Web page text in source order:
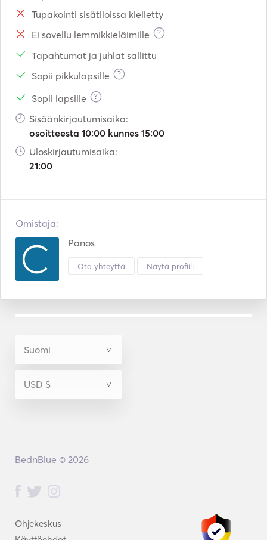
Tupakointi sisätiloissa kielletty
Ei sovellu lemmikkieläimille
?
Tapahtumat ja juhlat sallittu
Sopii pikkulapsille
?
Sopii lapsille ?
Sisäänkirjautumisaika:
osoitteesta 10:00 kunnes 15:00
Uloskirjautumisaika:
21:00
Omistaja:
Panos
Ota yhteyttä Näytä profiili
Ohjekeskus
BednBlue © 2026